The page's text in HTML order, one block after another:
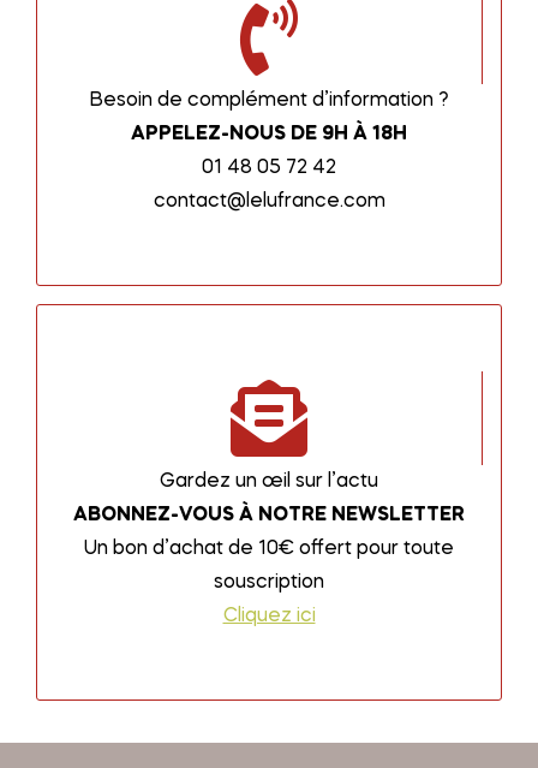
Besoin de complément d’information ?
APPELEZ-NOUS DE 9H À 18H
01 48 05 72 42
contact@lelufrance.com
Gardez un œil sur l’actu
ABONNEZ-VOUS À NOTRE NEWSLETTER
Un bon d’achat de 10€ offert pour toute
souscription
Cliquez ici